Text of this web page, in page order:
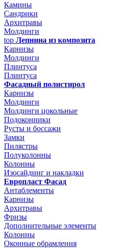
Камины
Сандрики
Архитравы
Молдинги
top Лепнина из композита
Карнизы
Молдинги
Плинтуса
Плинтуса
Фасадный полистирол
Карнизы
Молдинги
Молдинги цокольные
Подоконники
Русты и боссажи
Замки
Пилястры
Полуколонны
Колонны
Изосайдинг и накладки
Европласт Фасад
Антаблементы
Карнизы
Архитравы
Фризы
Дополнительные элементы
Колонны
Оконные обрамления